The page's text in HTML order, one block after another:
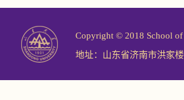
Copyright © 2018 School
地址：山东省济南市洪家